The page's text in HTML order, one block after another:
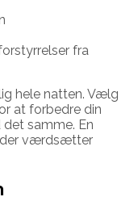
fra
hele natten. Vælg
at forbedre din
samme. En
der værdsætter